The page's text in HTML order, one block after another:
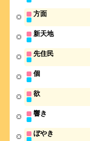
方面
新天地
先住民
個
欲
響き
ぼやき